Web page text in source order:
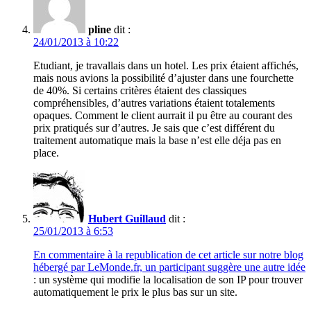
pline dit :
24/01/2013 à 10:22
Etudiant, je travallais dans un hotel. Les prix étaient affichés,
mais nous avions la possibilité d’ajuster dans une fourchette
de 40%. Si certains critères étaient des classiques
compréhensibles, d’autres variations étaient totalements
opaques. Comment le client aurrait il pu être au courant des
prix pratiqués sur d’autres. Je sais que c’est différent du
traitement automatique mais la base n’est elle déja pas en
place.
Hubert Guillaud dit :
25/01/2013 à 6:53
En commentaire à la republication de cet article sur notre blog
hébergé par LeMonde.fr, un participant suggère une autre idée
: un système qui modifie la localisation de son IP pour trouver
automatiquement le prix le plus bas sur un site.